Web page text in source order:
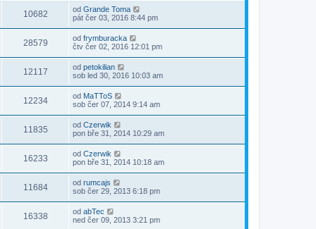
10682 od Grande Toma
pát čer 03, 2016 8:44 pm
28579 od frymburacka
čtv čer 02, 2016 12:01 pm
12117 od petokilian
sob led 30, 2016 10:03 am
12234 od MaTToS
sob čer 07, 2014 9:14 am
11835 od Czerwik
pon bře 31, 2014 10:29 am
16233 od Czerwik
pon bře 31, 2014 10:18 am
11684 od rumcajs
sob čer 29, 2013 6:18 pm
16338 od abTec
ned čer 09, 2013 3:21 pm